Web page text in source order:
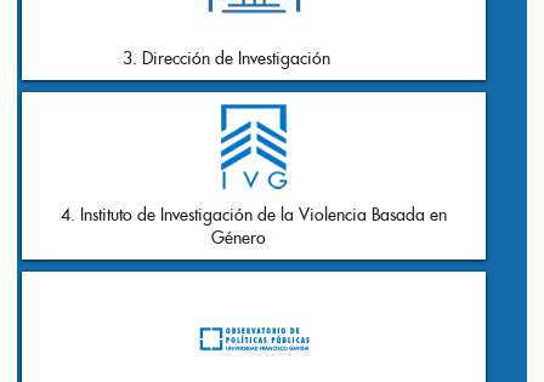
3. Dirección de Investigación
4. Instituto de Investigación de la Violencia Basada en
Género